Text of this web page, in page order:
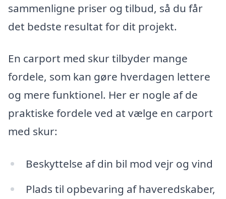
sammenligne priser og tilbud, så du får
det bedste resultat for dit projekt.
En carport med skur tilbyder mange
fordele, som kan gøre hverdagen lettere
og mere funktionel. Her er nogle af de
praktiske fordele ved at vælge en carport
med skur:
Beskyttelse af din bil mod vejr og vind
Plads til opbevaring af haveredskaber,